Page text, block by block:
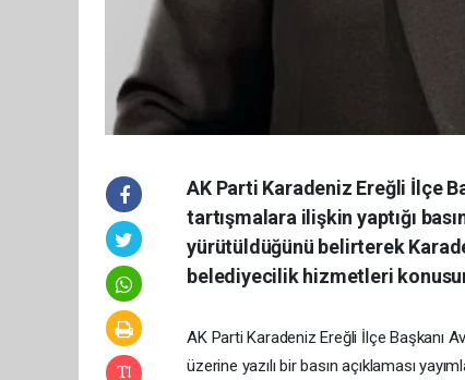
AK Parti Karadeniz Ereğli İlçe
tartışmalara ilişkin yaptığı
yürütüldüğünü belirterek
belediyecilik hizmetleri
AK Parti Karadeniz Ereğli İlçe Başkanı
üzerine yazılı bir basın açıklaması